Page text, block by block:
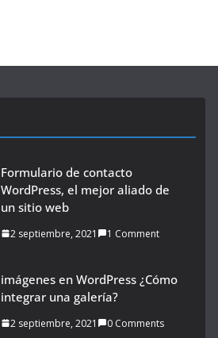
Formulario de contacto
WordPress, el mejor aliado de
un sitio web
2 septiembre, 2021 1 Comment
imágenes en WordPress ¿Cómo
integrar una galería?
2 septiembre, 2021 0 Comments